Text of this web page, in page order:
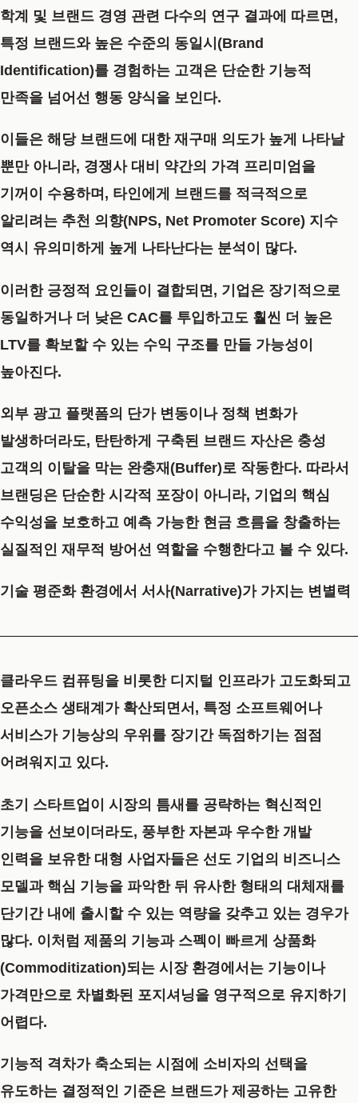
학계 및 브랜드 경영 관련 다수의 연구 결과에 따르면,
특정 브랜드와 높은 수준의 동일시(Brand
Identification)를 경험하는 고객은 단순한 기능적
만족을 넘어선 행동 양식을 보인다.
이들은 해당 브랜드에 대한 재구매 의도가 높게 나타날
뿐만 아니라, 경쟁사 대비 약간의 가격 프리미엄을
기꺼이 수용하며, 타인에게 브랜드를 적극적으로
알리려는 추천 의향(NPS, Net Promoter Score) 지수
역시 유의미하게 높게 나타난다는 분석이 많다.
이러한 긍정적 요인들이 결합되면, 기업은 장기적으로
동일하거나 더 낮은 CAC를 투입하고도 훨씬 더 높은
LTV를 확보할 수 있는 수익 구조를 만들 가능성이
높아진다.
외부 광고 플랫폼의 단가 변동이나 정책 변화가
발생하더라도, 탄탄하게 구축된 브랜드 자산은 충성
고객의 이탈을 막는 완충재(Buffer)로 작동한다. 따라서
브랜딩은 단순한 시각적 포장이 아니라, 기업의 핵심
수익성을 보호하고 예측 가능한 현금 흐름을 창출하는
실질적인 재무적 방어선 역할을 수행한다고 볼 수 있다.
기술 평준화 환경에서 서사(Narrative)가 가지는 변별력
클라우드 컴퓨팅을 비롯한 디지털 인프라가 고도화되고
오픈소스 생태계가 확산되면서, 특정 소프트웨어나
서비스가 기능상의 우위를 장기간 독점하기는 점점
어려워지고 있다.
초기 스타트업이 시장의 틈새를 공략하는 혁신적인
기능을 선보이더라도, 풍부한 자본과 우수한 개발
인력을 보유한 대형 사업자들은 선도 기업의 비즈니스
모델과 핵심 기능을 파악한 뒤 유사한 형태의 대체재를
단기간 내에 출시할 수 있는 역량을 갖추고 있는 경우가
많다. 이처럼 제품의 기능과 스펙이 빠르게 상품화
(Commoditization)되는 시장 환경에서는 기능이나
가격만으로 차별화된 포지셔닝을 영구적으로 유지하기
어렵다.
기능적 격차가 축소되는 시점에 소비자의 선택을
유도하는 결정적인 기준은 브랜드가 제공하는 고유한